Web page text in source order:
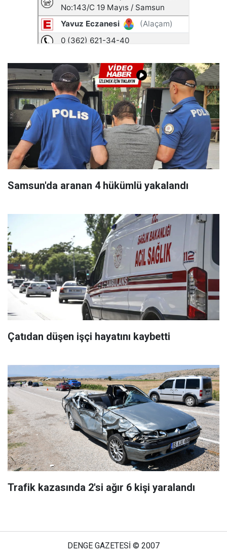
Samsun'da aranan 4 hükümlü yakalandı
Çatıdan düşen işçi hayatını kaybetti
Trafik kazasında 2'si ağır 6 kişi yaralandı
DENGE GAZETESİ © 2007